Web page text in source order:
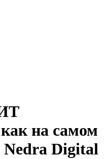
на самом
Nedra Digital